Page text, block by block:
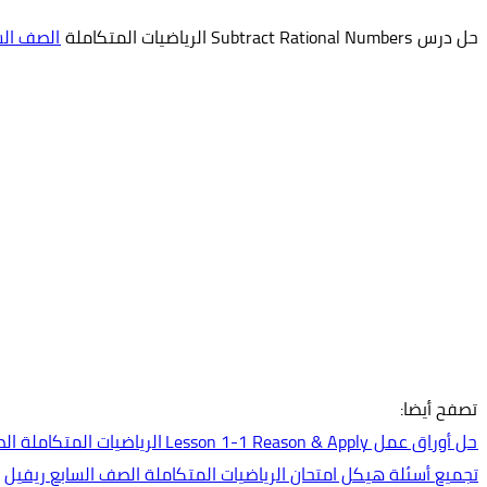
حل درس Subtract Rational Numbers الرياضيات المتكاملة الصف
تصفح أيضا:
حل أوراق عمل Lesson 1-1 Reason & Apply الرياضيات المتكاملة الصف السابع ريفيل
تجميع أسئلة هيكل امتحان الرياضيات المتكاملة الصف السابع ريفيل